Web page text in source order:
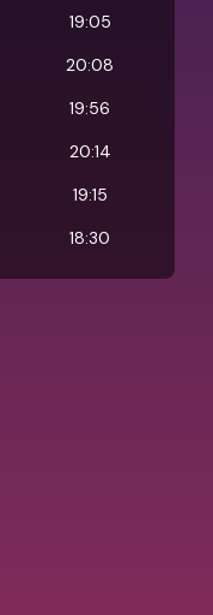
19:05
20:08
19:56
20:14
19:15
18:30